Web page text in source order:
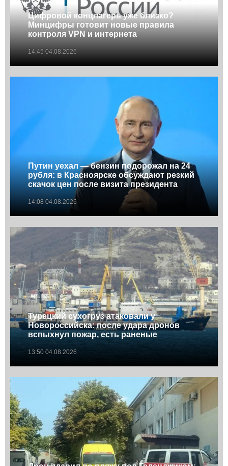
Цифровой концлагерь уже близко?
Минцифры готовит новые правила
контроля VPN и интернета
14:45 04.08.2026
Путин уехал — бензин подорожал на 24
рубля: в Красноярске обсуждают резкий
скачок цен после визита президента
14:08 04.08.2026
Турецкий сухогруз атаковали у
Новороссийска: после удара дронов
вспыхнул пожар, есть раненые
13:50 04.08.2026